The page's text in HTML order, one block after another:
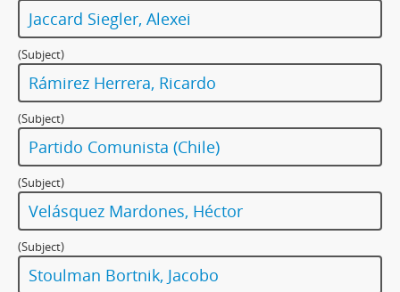
Jaccard Siegler, Alexei
(Subject)
Rámirez Herrera, Ricardo
(Subject)
Partido Comunista (Chile)
(Subject)
Velásquez Mardones, Héctor
(Subject)
Stoulman Bortnik, Jacobo